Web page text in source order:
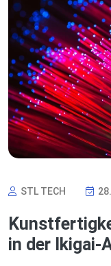
STL TECH
in der Ikigai-